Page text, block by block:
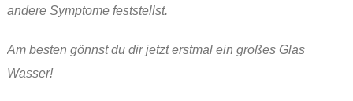
andere Symptome feststellst.
Am besten gönnst du dir jetzt erstmal ein großes Glas
Wasser!